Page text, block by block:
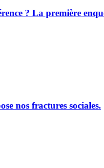
? La première
nos fractures sociales.